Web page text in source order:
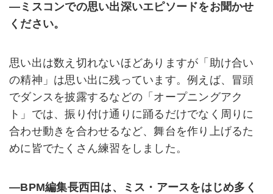
―ミスコンでの思い出深いエピソードをお聞かせ
ください。
思い出は数え切れないほどありますが「助け合い
の精神」は思い出に残っています。例えば、冒頭
でダンスを披露するなどの「オープニングアク
ト」では、振り付け通りに踊るだけでなく周りに
合わせ動きを合わせるなど、舞台を作り上げるた
めに皆でたくさん練習をしました。
―BPM編集長西田は、ミス・アースをはじめ多く